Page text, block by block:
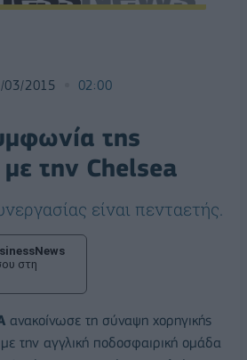
03/2015 02:00
της
την Chelsea
είναι πενταετής.
στη
ανακοίνωσε τη σύναψη χορηγικής
την αγγλική ποδοσφαιρική ομάδα